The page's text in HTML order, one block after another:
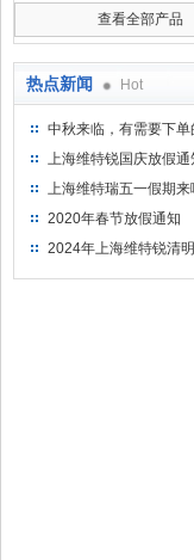
查看全部产品
热点新闻 Hot
中秋来临，有需要下单
提前下单
上海维特锐国庆放假通
上海维特瑞五一假期来
2020年春节放假通知
2024年上海维特锐清